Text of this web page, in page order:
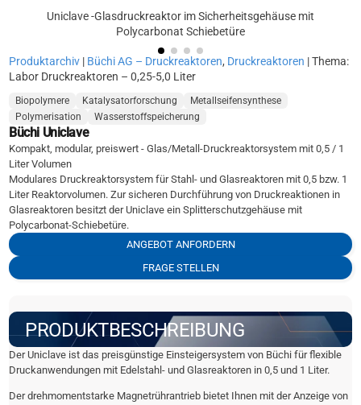
Uniclave -Glasdruckreaktor im Sicherheitsgehäuse mit
Polycarbonat Schiebetüre
Produktarchiv | Büchi AG – Druckreaktoren, Druckreaktoren | Thema:
Labor Druckreaktoren – 0,25-5,0 Liter
Biopolymere Katalysatorforschung
Metallseifensynthese
Polymerisation
Wasserstoffspeicherung
Büchi Uniclave
Kompakt, modular, preiswert - Glas/Metall-Druckreaktorsystem mit 0,5 / 1
Liter Volumen
Modulares Druckreaktorsystem für Stahl- und Glasreaktoren mit 0,5 bzw. 1
Liter Reaktorvolumen. Zur sicheren Durchführung von Druckreaktionen in
Glasreaktoren besitzt der Uniclave ein Splitterschutzgehäuse mit
Polycarbonat-Schiebetüre.
ANGEBOT ANFORDERN
FRAGE STELLEN
PRODUKTBESCHREIBUNG
Der Uniclave ist das preisgünstige Einsteigersystem von Büchi für flexible
Druckanwendungen mit Edelstahl- und Glasreaktoren in 0,5 und 1 Liter.
Der drehmomentstarke Magnetrührantrieb bietet Ihnen mit der Anzeige von